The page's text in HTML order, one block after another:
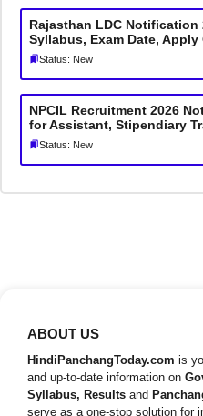
Rajasthan LDC Notification
Syllabus, Exam Date, Apply
Status: New
NPCIL Recruitment 2026
for Assistant, Stipendiary
Status: New
ABOUT US
HindiPanchangToday.com is
and up-to-date information on
Syllabus, Results and
serve as a one-stop solution for